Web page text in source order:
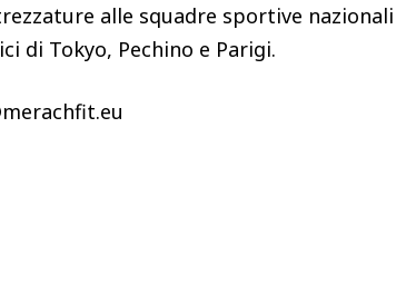
alle squadre sportive nazionali
di Tokyo, Pechino e Parigi.